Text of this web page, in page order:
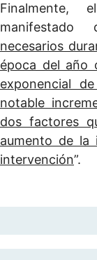
Finalmente,
necesarios
época del año
exponencial
notable
dos factores
aumento de la
intervención”.